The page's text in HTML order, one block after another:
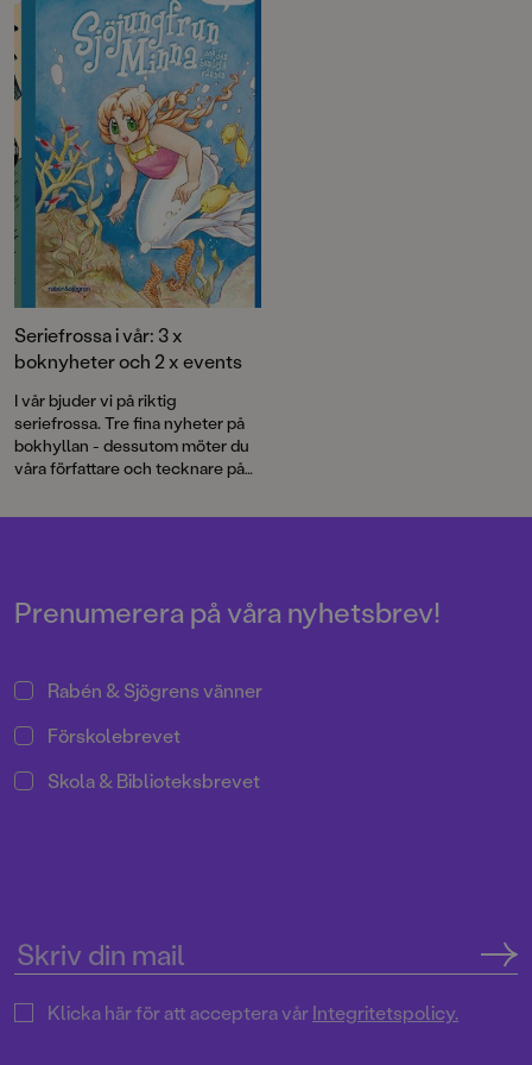
Seriefrossa i vår: 3 x
boknyheter och 2 x events
I vår bjuder vi på riktig
seriefrossa. Tre fina nyheter på
bokhyllan - dessutom möter du
våra författare och tecknare på
maj.
Prenumerera på våra nyhetsbrev!
Rabén & Sjögrens vänner
Förskolebrevet
Skola & Biblioteksbrevet
Klicka här för att acceptera vårIntegritetspolicy.